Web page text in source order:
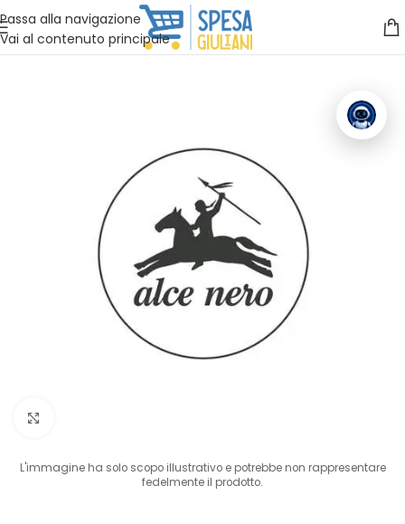
Passa alla navigazione
Vai al contenuto principale
Vuoi assistenza?Clicca qui e ti richiamiamo noi
L'immagine ha solo scopo illustrativo e potrebbe non rappresentare
fedelmente il prodotto.